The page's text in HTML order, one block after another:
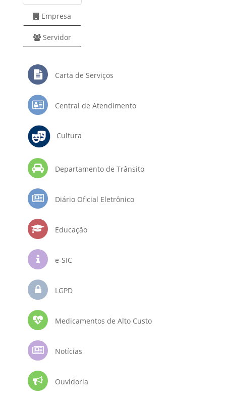
Empresa
Servidor
Carta de Serviços
Central de Atendimento
Cultura
Departamento de Trânsito
Diário Oficial Eletrônico
Educação
e-SIC
LGPD
Medicamentos de Alto Custo
Notícias
Ouvidoria